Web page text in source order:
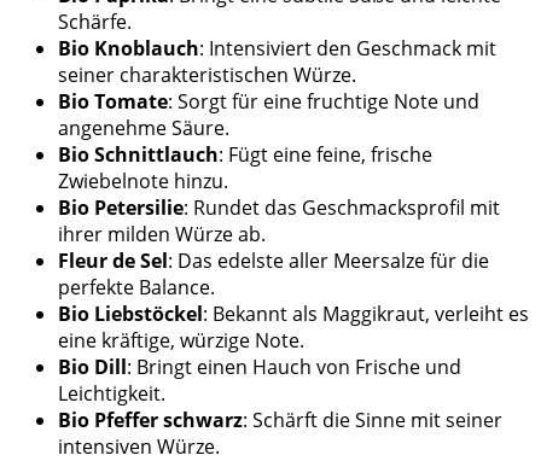
Schärfe.
Bio Knoblauch: Intensiviert den Geschmack mit
seiner charakteristischen Würze.
Bio Tomate: Sorgt für eine fruchtige Note und
angenehme Säure.
Bio Schnittlauch: Fügt eine feine, frische
Zwiebelnote hinzu.
Bio Petersilie: Rundet das Geschmacksprofil mit
ihrer milden Würze ab.
Fleur de Sel: Das edelste aller Meersalze für die
perfekte Balance.
Bio Liebstöckel: Bekannt als Maggikraut, verleiht es
eine kräftige, würzige Note.
Bio Dill: Bringt einen Hauch von Frische und
Leichtigkeit.
Bio Pfeffer schwarz: Schärft die Sinne mit seiner
intensiven Würze.